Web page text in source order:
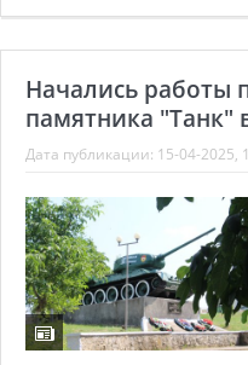
Начались работы
памятника "Танк"
Дата публикации: 15-04-2025,